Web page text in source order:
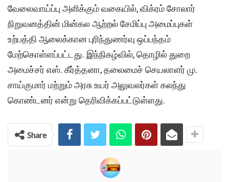
வேலைவாய்ப்பு அளிக்கும் வகையில், விக்ரம் சோலார்
நிறுவனத்தின் மின்கல ஆற்றல் சேமிப்பு அமைப்புகள்
உற்பத்தி ஆலைக்கான புரிந்துணர்வு ஒப்பந்தம்
மேற்கொள்ளப்பட்டது. இந்நிகழ்வில், தொழில் துறை
அமைச்சர் எஸ். கீர்த்தனா, தலைமைச் செயலாளர் மு.
சாய்குமார் மற்றும் அரசு உயர் அலுவலர்கள் கலந்து
கொண்டனர் என்று தெரிவிக்கப்பட்டுள்ளது.
Share